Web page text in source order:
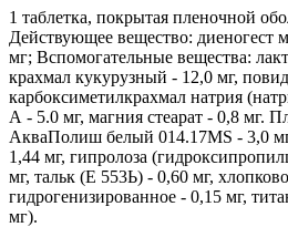
1 таблетка, покрытая пленочной
Действующее вещество: диеногест
мг; Вспомогательные вещества:
крахмал кукурузный - 12,0 мг,
карбоксиметилкрахмал натрия
А - 5.0 мг, магния стеарат - 0,8 мг.
АкваПолиш белый 014.17MS - 3,0
1,44 мг, гипролоза
мг, тальк (Е 553Ь) - 0,60 мг,
гидрогенизированное - 0,15 мг,
мг).